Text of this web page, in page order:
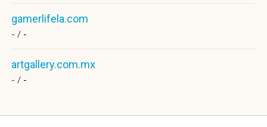
gamerlifela.com
- / -
artgallery.com.mx
- / -